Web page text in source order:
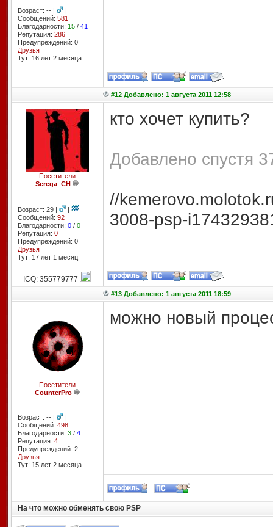
Возраст: -- |
|
Сообщений: 581
Благодарности: 15/ 41
Репутация: 286
Предупреждений: 0
Друзья
Тут: 16 лет 2 месяцa
#12 Добавлено: 1 августа 2011 12:58
Посетители
Serega_CH
--
Возраст: 29 |
|
Сообщений: 92
Благодарности: 0/ 0
Репутация: 0
Предупреждений: 0
Друзья
Тут: 17 лет 1 месяц
кто хочет купить?
Добавлено спустя
//
3008-psp-
ICQ: 355779777
#13 Добавлено: 1 августа 2011 18:59
Посетители
CounterPro
--
Возраст: -- |
|
Сообщений: 498
Благодарности: 3/ 4
Репутация: 4
Предупреждений: 2
Друзья
Тут: 15 лет 2 месяцa
можно новый
На что можно обменять свою PSP